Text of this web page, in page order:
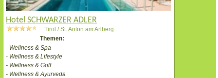
Hotel SCHWARZER ADLER
Tirol / St. Anton am Arlberg
Themen:
- Wellness & Spa
- Wellness & Lifestyle
- Wellness & Golf
- Wellness & Ayurveda